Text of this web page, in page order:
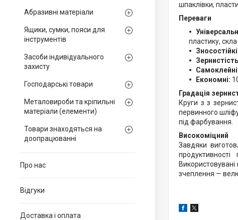
Абразивні матеріали
Ящики, сумки, пояси для
інструментів
Засоби індивідуального
захисту
Господарські товари
Металовироби та кріпильні
матеріали (елементи)
Товари знаходяться на
доопрацюванні
Про нас
Відгуки
Доставка і оплата
шпаклівки,
Переваги
пластику,
Зносостійкі
Економні:
Градація
Круги з з
первинного
під фарбування.
Високоміцний
Завдяки
зчеплення —